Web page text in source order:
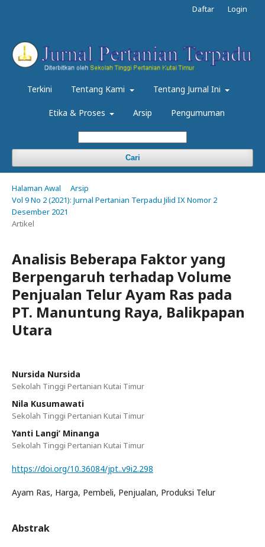
Terkini Tentang Kami Tentang Jurnal Ini
Etika & Proses Arsip Pengumuman
Cari
Daftar Login
Halaman Awal
Arsip
Vol 9 No 2 (2021): Jurnal Pertanian Terpadu Jilid IX Nomor 2
Desember 2021
Artikel
Analisis Beberapa Faktor yang
Berpengaruh terhadap Volume
Penjualan Telur Ayam Ras pada
PT. Manuntung Raya, Balikpapan
Utara
Nursida Nursida
Sekolah Tinggi Pertanian Kutai Timur
Nila Kusumawati
Sekolah Tinggi Pertanian Kutai Timur
Yanti Langi’ Minanga
Sekolah Tinggi Pertanian Kutai Timur
https://doi.org/10.36084/jpt..v9i2.298
Ayam Ras, Harga, Pembeli, Penjualan, Produksi Telur
Abstrak